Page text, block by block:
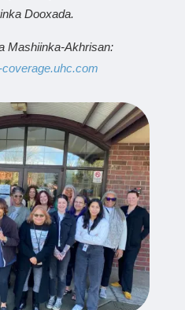
Dooxada.
Mashiinka-Akhrisan: